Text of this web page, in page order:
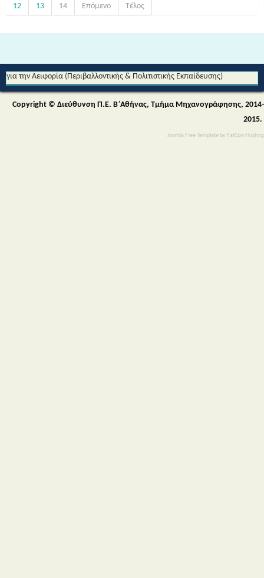
Joomla Free Template by FatCow Hosting
12
13 14 Επόμενο Τέλος
για την Αειφορία (Περιβαλλοντικής & Πολιτιστικής Εκπαίδευσης)
Copyright © Διεύθυνση Π.Ε. Β΄Αθήνας, Τμήμα Μηχανογράφησης, 2014-
2015.